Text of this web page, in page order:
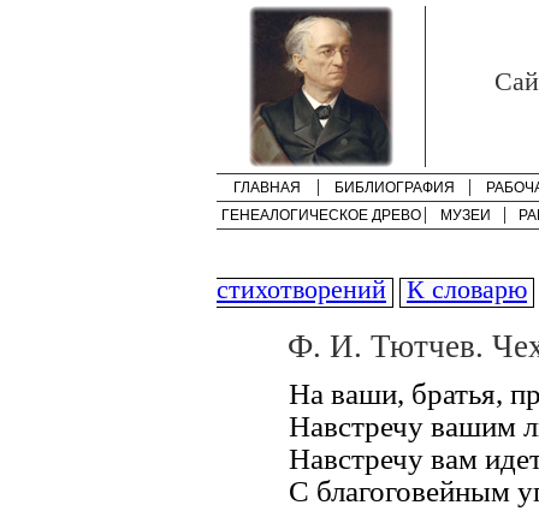
ГЛАВНАЯ БИБЛИОГРАФИЯ
ГЕНЕАЛОГИЧЕСКОЕ ДРЕВО
МУЗЕИ
стихотворений К словарю
Ф. И. Тютчев.
На ваши, братья,
Навстречу вашим
Навстречу вам
С благоговейным